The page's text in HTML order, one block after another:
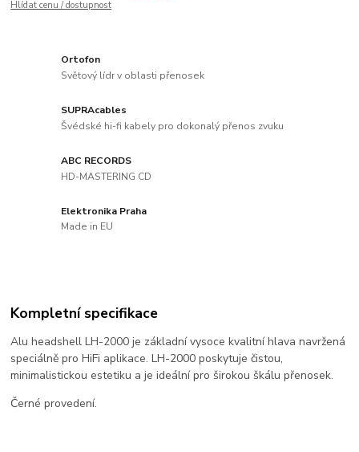
Hlídat cenu / dostupnost
Ortofon
Světový lídr v oblasti přenosek
SUPRAcables
Švédské hi-fi kabely pro dokonalý přenos zvuku
ABC RECORDS
HD-MASTERING CD
Elektronika Praha
Made in EU
Kompletní specifikace
Alu headshell LH-2000 je základní vysoce kvalitní hlava navržená
speciálně pro HiFi aplikace. LH-2000 poskytuje čistou,
minimalistickou estetiku a je ideální pro širokou škálu přenosek.
Černé provedení.